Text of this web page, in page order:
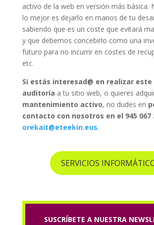
activo de la web en versión más básica.
lo mejor es dejarlo en manos de tu
sabiendo que es un coste que evitará
y que debemos concebirlo como una
futuro para no incurrir en costes de
etc.
Si estás interesad@ en realizar
auditoría a tu sitio web, o quieres
mantenimiento activo, no dudes en
contacto con nosotros en el 945 067
orekait@eteekin.eus.
SERVICIOS
SUSCRÍBETE A NUESTRA